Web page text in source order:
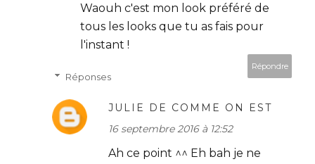
Waouh c'est mon look préféré de
tous les looks que tu as fais pour
l'instant !
Répondre
Réponses
JULIE DE COMME ON EST
16 septembre 2016 à 12:52
Ah ce point ^^ Eh bah je ne